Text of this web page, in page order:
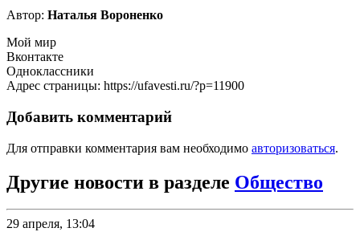
Автор: Наталья Вороненко
Мой мир
Вконтакте
Одноклассники
Адрес страницы: https://ufavesti.ru/?p=11900
Добавить комментарий
Для отправки комментария вам необходимо авторизоваться.
Другие новости в разделе Общество
29 апреля, 13:04